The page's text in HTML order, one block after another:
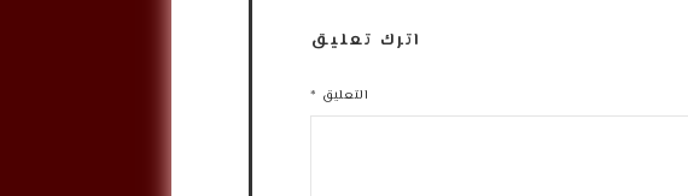
اترك تعليق
التعليق *